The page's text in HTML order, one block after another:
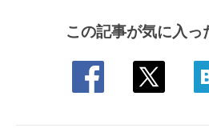
この記事が気に入っ